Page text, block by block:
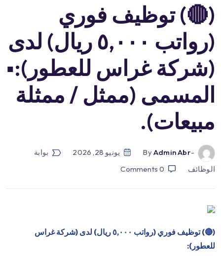
(🔴) توظيف فوري
(رواتب ٥,٠٠٠ ريال) لدى
(شركة غراس للعطور):▪️
المسمى (ممثل / ممثلة
مبيعات).
-by
Admin Abr يونيو 28, 2026
بوابة
الوظائف
0
Comments
(
🔴
) توظيف فوري (رواتب ٥,٠٠٠ ريال) لدى (شركة غراس
للعطور):